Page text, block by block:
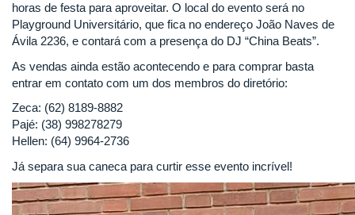
horas de festa para aproveitar. O local do evento será no
Playground Universitário, que fica no endereço João Naves de
Ávila 2236, e contará com a presença do DJ “China Beats”.
As vendas ainda estão acontecendo e para comprar basta
entrar em contato com um dos membros do diretório:
Zeca: (62) 8189-8882
Pajé: (38) 998278279
Hellen: (64) 9964-2736
Já separa sua caneca para curtir esse evento incrível!